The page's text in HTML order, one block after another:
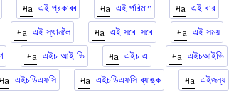
এই প্রকাৰৰ এই পরিমাণ
এই বার
এই স্থানলৈ এই সবে-সবে
এই সময়
এইচ আই ভি এইচ এ
এইচআইভি
এইচডিএফসি এইচডিএফসি ব্যাঙ্ক
এইজন্য